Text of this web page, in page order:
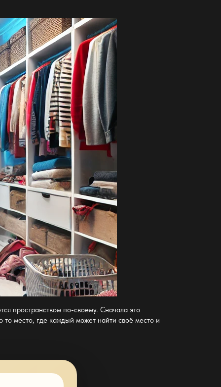
пространством по-своему. Сначала это
то место, где каждый может найти своё место и